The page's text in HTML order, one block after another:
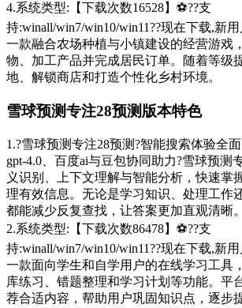
4.系统类型:【下载次数16528】⚽??支
持:winall/win7/win10/win11??现在下载,新
一款融合农场种植与小镇建设的经营游戏
物、加工产品并完成居民订单。随着等级
地、解锁商店和打造个性化乡村环境。
雪球预测专注28预测版本特色
1.?雪球预测专注28预测?智能搜索体验全面
gpt-4.0、百度ai与豆包协同助力?雪球预测
义识别、上下文理解与智能分析，快速掌
理有效信息。无论是学习知识、处理工作
都能减少反复查找，让答案更加直观清晰。
2.系统类型:【下载次数86478】⚽??支
持:winall/win7/win10/win11??现在下载,新
一款面向学生和自学用户的在线学习工具
库练习、错题整理和学习计划等功能。平
荐合适内容，帮助用户巩固知识点，逐步